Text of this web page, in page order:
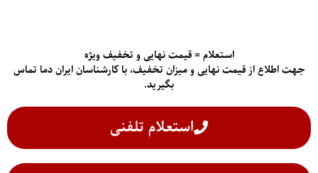
استعلام = قیمت نهایی و تخفیف ویژه
جهت اطلاع از قیمت‌ نهایی و میزان تخفیف، با کارشناسان ایران دما تماس
بگیرید.
استعلام تلفنی